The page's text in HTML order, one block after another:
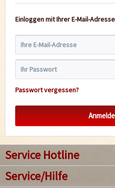
Einloggen mit Ihrer E-Mail-
Passwort vergessen?
Service Hotline
Service/Hilfe